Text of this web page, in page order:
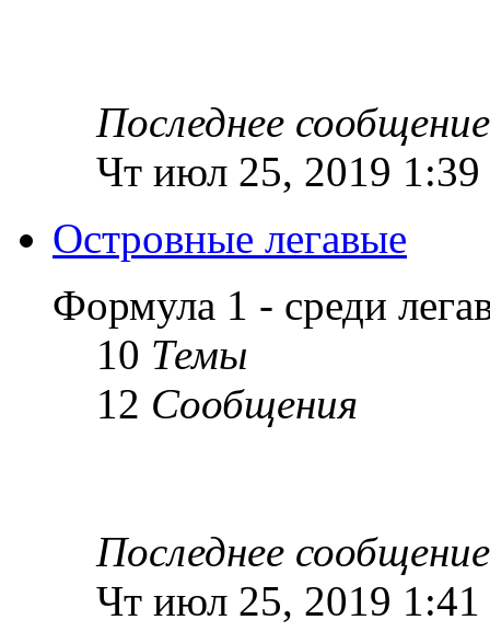
Последнее сообщение
Чт июл 25, 2019 1:39
Островные легавые
Формула 1 - среди
10 Темы
12 Сообщения
Последнее сообщение
Чт июл 25, 2019 1:41